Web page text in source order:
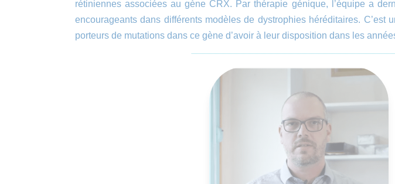
rétiniennes associées au gène CRX. Par thérapie génique, l’équipe a
encourageants dans différents modèles de dystrophies héréditaires. C’est
porteurs de mutations dans ce gène d’avoir à leur disposition dans les